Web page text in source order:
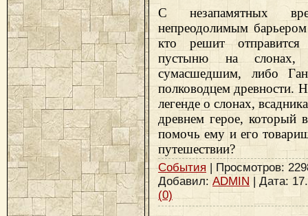
С незапамятных
непреодолимым
кто решит
пустыню на
сумасшедшим, либо
полководцем древности.
легенде о слонах,
древнем герое, который
помочь ему и его
путешествии?
События | Просмотров:
Добавил: ADMIN | Дата:
(0)